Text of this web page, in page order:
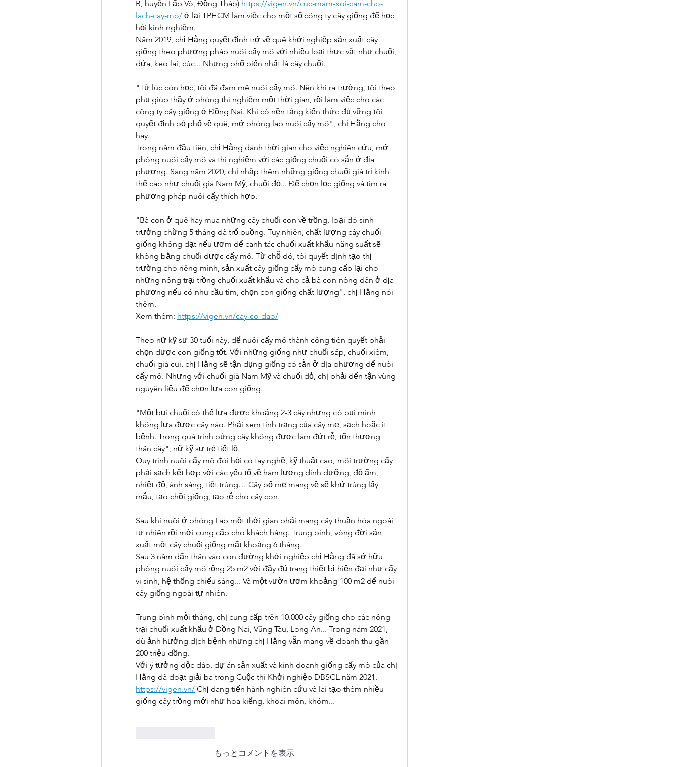
B, huyện Lấp Vò, Đồng Tháp) https://vigen.vn/cuc-mam-xoi-cam-cho-
lach-cay-mo/ ở lại TPHCM làm việc cho một số công ty cây giống để học
hỏi kinh nghiệm.
Năm 2019, chị Hằng quyết định trở về quê khởi nghiệp sản xuất cây
giống theo phương pháp nuôi cấy mô với nhiều loại thực vật như chuối,
dứa, keo lai, cúc... Nhưng phổ biến nhất là cây chuối.
"Từ lúc còn học, tôi đã đam mê nuôi cấy mô. Nên khi ra trường, tôi theo
phụ giúp thầy ở phòng thí nghiệm một thời gian, rồi làm việc cho các
công ty cây giống ở Đồng Nai. Khi có nền tảng kiến thức đủ vững tôi
quyết định bỏ phố về quê, mở phòng lab nuôi cấy mô", chị Hằng cho
hay.
Trong năm đầu tiên, chị Hằng dành thời gian cho việc nghiên cứu, mở
phòng nuôi cấy mô và thí nghiệm với các giống chuối có sẵn ở địa
phương. Sang năm 2020, chị nhập thêm những giống chuối giá trị kinh
thế cao như chuối già Nam Mỹ, chuối đỏ... Để chọn lọc giống và tìm ra
phương pháp nuôi cấy thích hợp.
"Bà con ở quê hay mua những cây chuối con về trồng, loại đó sinh
trưởng chừng 5 tháng đã trổ buồng. Tuy nhiên, chất lượng cây chuối
giống không đạt nếu ươm để canh tác chuối xuất khẩu năng suất sẽ
không bằng chuối được cấy mô. Từ chỗ đó, tôi quyết định tạo thị
trường cho riêng mình, sản xuất cây giống cấy mô cung cấp lại cho
những nông trại trồng chuối xuất khẩu và cho cả bà con nông dân ở địa
phương nếu có nhu cầu tìm, chọn con giống chất lượng", chị Hằng nói
thêm.
Xem thêm: https://vigen.vn/cay-co-dao/
Theo nữ kỹ sư 30 tuổi này, để nuôi cấy mô thành công tiên quyết phải
chọn được con giống tốt. Với những giống như chuối sáp, chuối xiêm,
chuối già cui, chị Hằng sẽ tận dụng giống có sẵn ở địa phương để nuôi
cấy mô. Nhưng với chuối già Nam Mỹ và chuối đỏ, chị phải đến tận vùng
nguyên liệu để chọn lựa con giống.
"Một bụi chuối có thể lựa được khoảng 2-3 cây nhưng có bụi mình
không lựa được cây nào. Phải xem tình trạng của cây mẹ, sạch hoặc ít
bệnh. Trong quá trình bứng cây không được làm đứt rễ, tổn thương
thân cây", nữ kỹ sư trẻ tiết lộ.
Quy trình nuôi cấy mô đòi hỏi có tay nghề, kỹ thuật cao, môi trường cấy
phải sạch kết hợp với các yếu tố về hàm lượng dinh dưỡng, độ ẩm,
nhiệt độ, ánh sáng, tiệt trùng… Cây bố mẹ mang về sẽ khử trùng lấy
mẫu, tạo chồi giống, tạo rễ cho cây con.
Sau khi nuôi ở phòng Lab một thời gian phải mang cây thuần hóa ngoài
tự nhiên rồi mới cung cấp cho khách hàng. Trung bình, vòng đời sản
xuất một cây chuối giống mất khoảng 6 tháng.
Sau 3 năm dấn thân vào con đường khởi nghiệp chị Hằng đã sở hữu
phòng nuôi cấy mô rộng 25 m2 với đầy đủ trang thiết bị hiện đại như cấy
vi sinh, hệ thống chiếu sáng... Và một vườn ươm khoảng 100 m2 để nuôi
cây giống ngoài tự nhiên.
Trung bình mỗi tháng, chị cung cấp trên 10.000 cây giống cho các nông
trại chuối xuất khẩu ở Đồng Nai, Vũng Tàu, Long An... Trong năm 2021,
dù ảnh hưởng dịch bệnh nhưng chị Hằng vẫn mang về doanh thu gần
200 triệu đồng.
Với ý tưởng độc đáo, dự án sản xuất và kinh doanh giống cấy mô của chị
https://vigen.vn/ Chị đang tiến hành nghiên cứu và lai tạo thêm nhiều
giống cây trồng mới như hoa kiểng, khoai môn, khóm...
もっとコメントを表示